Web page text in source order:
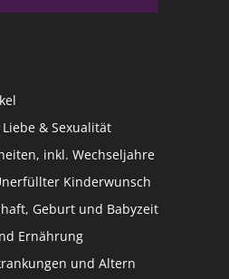
& Sexualität
inkl. Wechseljahre
Kinderwunsch
Geburt und Babyzeit
Ernährung
und Altern